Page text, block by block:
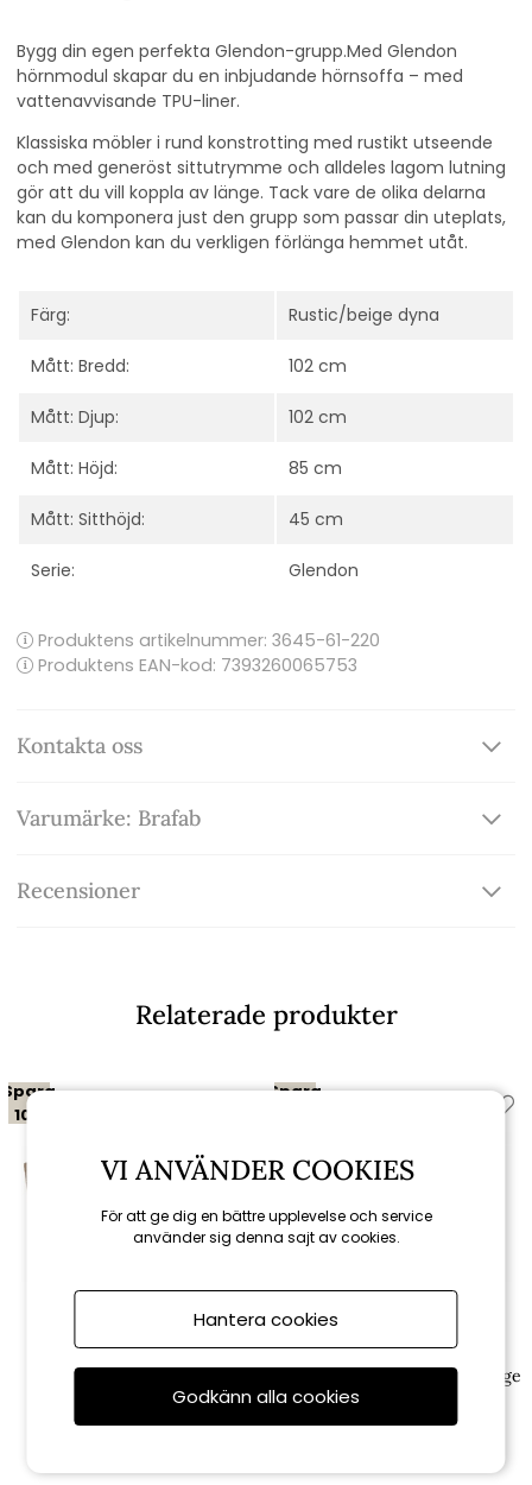
Bygg din egen perfekta Glendon-grupp.Med Glendon
hörnmodul skapar du en inbjudande hörnsoffa – med
vattenavvisande TPU-liner.
Klassiska möbler i rund konstrotting med rustikt utseende
och med generöst sittutrymme och alldeles lagom lutning
gör att du vill koppla av länge. Tack vare de olika delarna
kan du komponera just den grupp som passar din uteplats,
med Glendon kan du verkligen förlänga hemmet utåt.
Färg: Rustic/beige dyna
Mått: Bredd: 102 cm
Mått: Djup: 102 cm
Mått: Höjd: 85 cm
Mått: Sitthöjd: 45 cm
Serie: Glendon
Produktens artikelnummer: 3645-61-220
Produktens EAN-kod: 7393260065753
Kontakta oss
Varumärke: Brafab
Recensioner
Relaterade produkter
Spara
10%
Brafab
Glendon 2-sits avslut HV -
rustic/beige dyna
Spara
Brafab
Glendon mittdel - rustic/beige
VI ANVÄNDER COOKIES
För att ge dig en bättre upplevelse och service
använder sig denna sajt av cookies.
Hantera cookies
Godkänn alla cookies